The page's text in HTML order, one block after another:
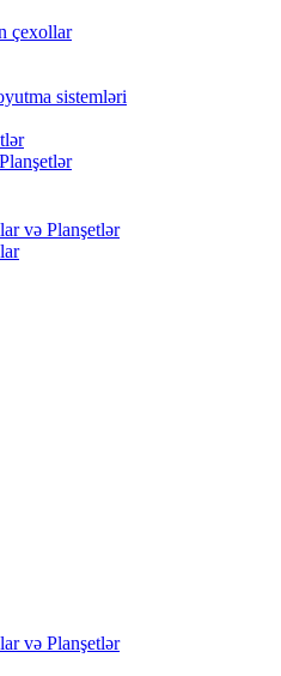
çexollar
sistemləri
və Planşetlər
və Planşetlər